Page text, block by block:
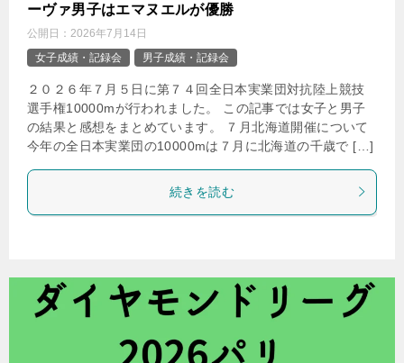
ーヴァ男子はエマヌエルが優勝
公開日： 2026年7月14日
女子成績・記録会
男子成績・記録会
２０２６年７月５日に第７４回全日本実業団対抗陸上競技
選手権10000mが行われました。 この記事では女子と男子
の結果と感想をまとめています。 ７月北海道開催について
今年の全日本実業団の10000mは７月に北海道の千歳で […]
続きを読む